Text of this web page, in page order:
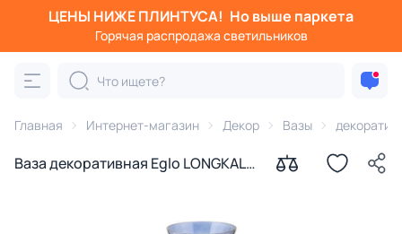
ЦЕНЫ НИЖЕ ПЛИНТУСА! Но выше паркета
Горячая распродажа светильников
Главная Интернет-магазин Декор Вазы
Ваза декоративная Eglo LONGKALI